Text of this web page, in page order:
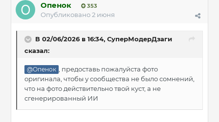
Опенок 353
Опубликовано2 июня
В 02/06/2026 в 16:34, СуперМодерДзаги
сказал:
@Опенок
, предоставь пожалуйста фото
оригинала, чтобы у сообщества не было сомнений,
что на фото действительно твой куст, а не
сгенерированный ИИ